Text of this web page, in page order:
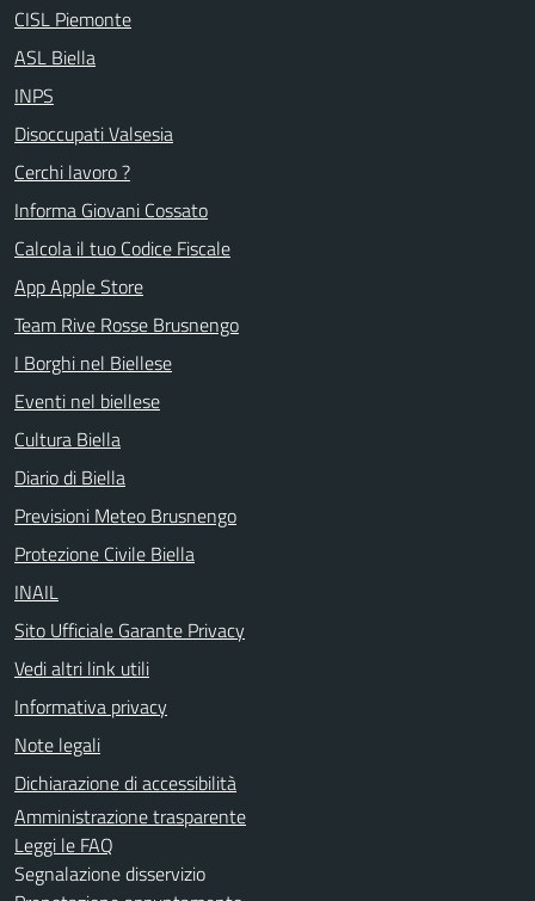
CISL Piemonte
ASL Biella
INPS
Disoccupati Valsesia
Cerchi lavoro ?
Informa Giovani Cossato
Calcola il tuo Codice Fiscale
App Apple Store
Team Rive Rosse Brusnengo
I Borghi nel Biellese
Eventi nel biellese
Cultura Biella
Diario di Biella
Previsioni Meteo Brusnengo
Protezione Civile Biella
INAIL
Sito Ufficiale Garante Privacy
Vedi altri link utili
Informativa privacy
Note legali
Dichiarazione di accessibilità
Amministrazione trasparente
Leggi le FAQ
Segnalazione disservizio